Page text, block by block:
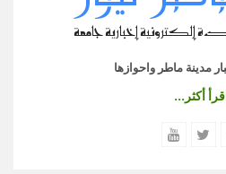
مدينة ماطر واحوازها
اقرأ أكثر...